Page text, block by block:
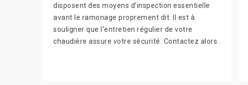
disposent des moyens d’inspection essentielle
avant le ramonage proprement dit. Il est à
souligner que l’entretien régulier de votre
chaudière assure votre sécurité. Contactez alors .